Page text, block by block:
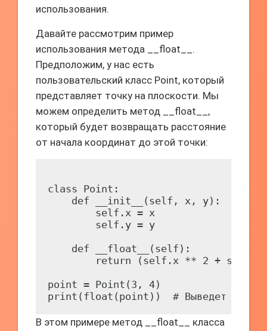
использования.
Давайте рассмотрим пример
использования метода __float__.
Предположим, у нас есть
пользовательский класс Point, который
представляет точку на плоскости. Мы
можем определить метод __float__,
который будет возвращать расстояние
от начала координат до этой точки:
class Point:
    def __init__(self, x, y):
        self.x = x
        self.y = y
    def __float__(self):
return (self.x ** 2 + self.y
point = Point(3, 4)
В этом примере метод __float__ класса